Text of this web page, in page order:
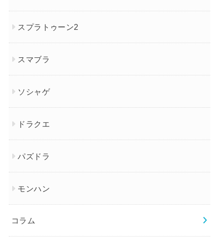
スプラトゥーン2
スマブラ
ソシャゲ
ドラクエ
パズドラ
モンハン
コラム